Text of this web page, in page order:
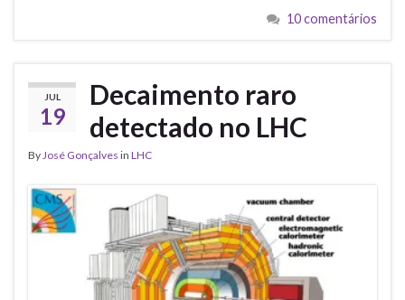
10 comentários
JUL
19
Decaimento raro
detectado no LHC
ByJosé Gonçalves in LHC